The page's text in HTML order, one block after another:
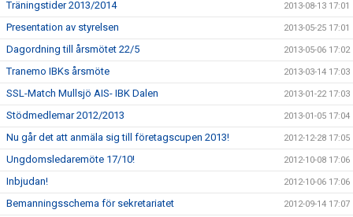
Träningstider 2013/2014 2013-08-13 17:01
Presentation av styrelsen 2013-05-25 17:01
Dagordning till årsmötet 22/5 2013-05-06 17:02
Tranemo IBKs årsmöte 2013-03-14 17:03
SSL-Match Mullsjö AIS- IBK Dalen 2013-01-22 17:03
Stödmedlemar 2012/2013 2013-01-05 17:04
Nu går det att anmäla sig till företagscupen 2013! 2012-12-28 17:05
Ungdomsledaremöte 17/10! 2012-10-08 17:06
Inbjudan! 2012-10-06 17:06
Bemanningsschema för sekretariatet 2012-09-14 17:07